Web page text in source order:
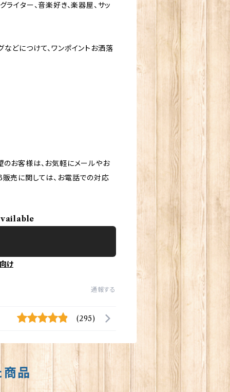
イター、音楽好き、楽器屋、サッ
どにつけて、ワンポイントお洒落
お客様は、お気軽にメールやお
売に関しては、お電話での対応
け
通報する
(295)
商品